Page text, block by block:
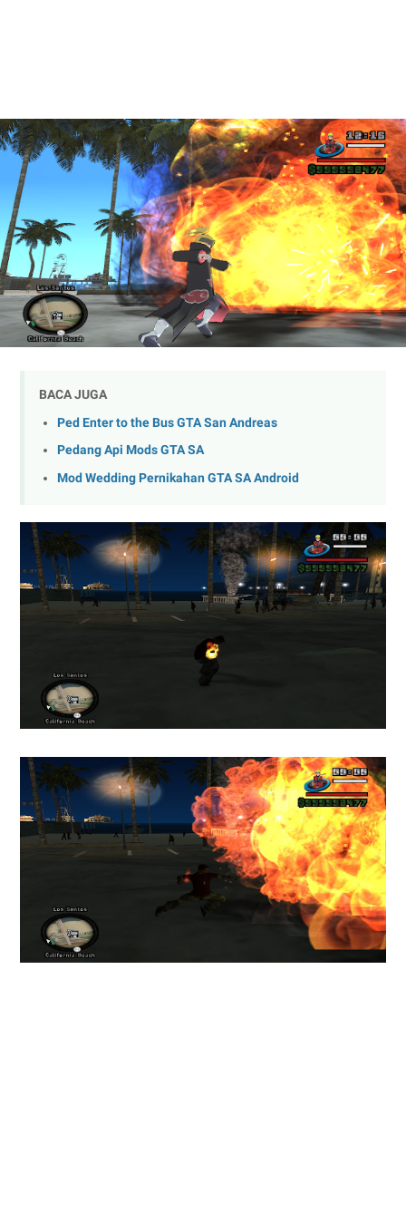
BACA JUGA
Ped Enter to the Bus GTA San Andreas
Pedang Api Mods GTA SA
Mod Wedding Pernikahan GTA SA Android